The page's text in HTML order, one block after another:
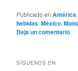
Publicado en América
bebidas,México,
Deja un comentario
SÍGUENOS EN